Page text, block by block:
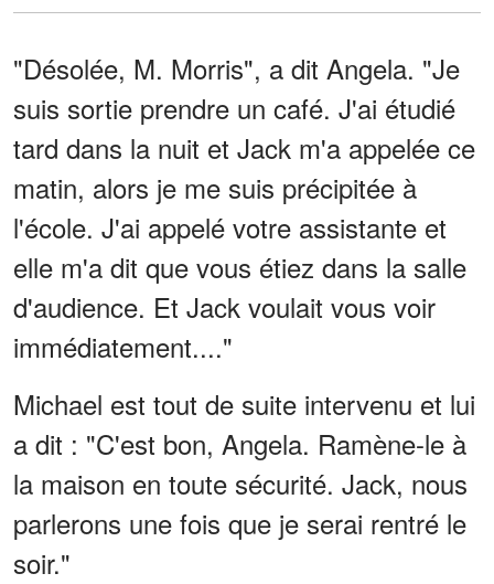
"Désolée, M. Morris", a dit Angela. "Je
suis sortie prendre un café. J'ai étudié
tard dans la nuit et Jack m'a appelée ce
matin, alors je me suis précipitée à
l'école. J'ai appelé votre assistante et
elle m'a dit que vous étiez dans la salle
d'audience. Et Jack voulait vous voir
immédiatement...."
Michael est tout de suite intervenu et lui
a dit : "C'est bon, Angela. Ramène-le à
la maison en toute sécurité. Jack, nous
parlerons une fois que je serai rentré le
soir."